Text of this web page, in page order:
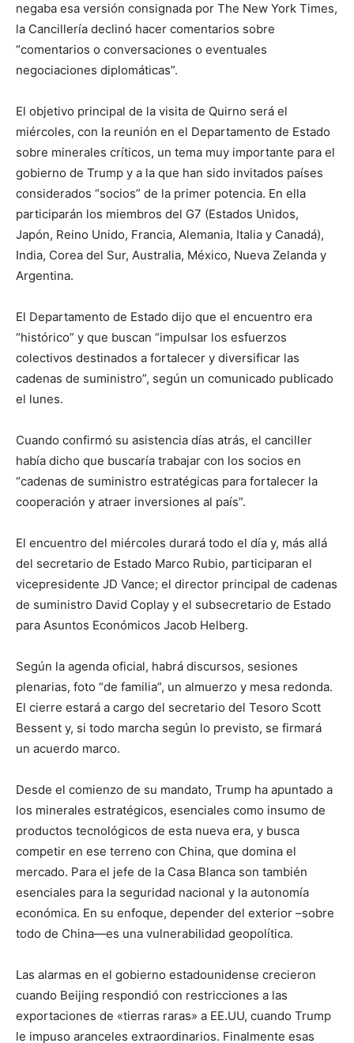
negaba esa versión consignada por The New York Times,
la Cancillería declinó hacer comentarios sobre
“comentarios o conversaciones o eventuales
negociaciones diplomáticas”.
El objetivo principal de la visita de Quirno será el
miércoles, con la reunión en el Departamento de Estado
sobre minerales críticos, un tema muy importante para el
gobierno de Trump y a la que han sido invitados países
considerados “socios” de la primer potencia. En ella
participarán los miembros del G7 (Estados Unidos,
Japón, Reino Unido, Francia, Alemania, Italia y Canadá),
India, Corea del Sur, Australia, México, Nueva Zelanda y
Argentina.
El Departamento de Estado dijo que el encuentro era
“histórico” y que buscan “impulsar los esfuerzos
colectivos destinados a fortalecer y diversificar las
cadenas de suministro”, según un comunicado publicado
el lunes.
Cuando confirmó su asistencia días atrás, el canciller
había dicho que buscaría trabajar con los socios en
“cadenas de suministro estratégicas para fortalecer la
cooperación y atraer inversiones al país”.
El encuentro del miércoles durará todo el día y, más allá
del secretario de Estado Marco Rubio, participaran el
vicepresidente JD Vance; el director principal de cadenas
de suministro David Coplay y el subsecretario de Estado
para Asuntos Económicos Jacob Helberg.
Según la agenda oficial, habrá discursos, sesiones
plenarias, foto “de familia”, un almuerzo y mesa redonda.
El cierre estará a cargo del secretario del Tesoro Scott
Bessent y, si todo marcha según lo previsto, se firmará
un acuerdo marco.
Desde el comienzo de su mandato, Trump ha apuntado a
los minerales estratégicos, esenciales como insumo de
productos tecnológicos de esta nueva era, y busca
competir en ese terreno con China, que domina el
mercado. Para el jefe de la Casa Blanca son también
esenciales para la seguridad nacional y la autonomía
económica. En su enfoque, depender del exterior –sobre
todo de China—es una vulnerabilidad geopolítica.
Las alarmas en el gobierno estadounidense crecieron
cuando Beijing respondió con restricciones a las
exportaciones de «tierras raras» a EE.UU, cuando Trump
le impuso aranceles extraordinarios. Finalmente esas